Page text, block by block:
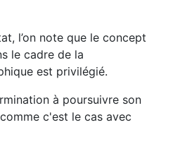
l’on note que le concept
le cadre de la
est privilégié.
à poursuivre son
c'est le cas avec